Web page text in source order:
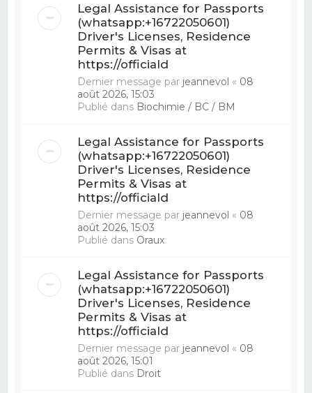
Legal Assistance for Passports
(whatsapp:+16722050601)
Driver's Licenses, Residence
Permits & Visas at
https://officiald
Dernier message par jeannevol « 08
août 2026, 15:03
Publié dans Biochimie / BC / BM
Legal Assistance for Passports
(whatsapp:+16722050601)
Driver's Licenses, Residence
Permits & Visas at
https://officiald
Dernier message par jeannevol « 08
août 2026, 15:03
Publié dans Oraux
Legal Assistance for Passports
(whatsapp:+16722050601)
Driver's Licenses, Residence
Permits & Visas at
https://officiald
Dernier message par jeannevol « 08
août 2026, 15:01
Publié dans Droit